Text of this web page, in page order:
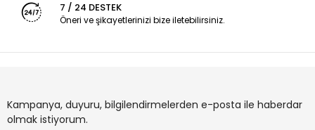
7 / 24 DESTEK
Öneri ve şikayetlerinizi bize iletebilirsiniz.
Kampanya, duyuru, bilgilendirmelerden e-posta ile haberdar
olmak istiyorum.